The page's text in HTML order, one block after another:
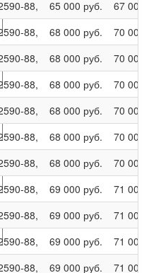
88, 65 000 руб.
67 000
88, 68 000 руб.
70 000
88, 68 000 руб.
70 000
88, 68 000 руб.
70 000
88, 68 000 руб.
70 000
88, 68 000 руб.
70 000
88, 68 000 руб.
70 000
88, 69 000 руб.
71 000
88, 69 000 руб.
71 000
88, 69 000 руб.
71 000
88, 69 000 руб. 71 000